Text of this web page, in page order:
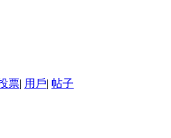
票| 用戶| 帖子